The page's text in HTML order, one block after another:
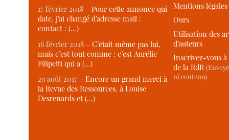
17 février 2018 –Pour cette annonce qui
date, j’ai changé d’adresse mail :
contact : (…)
16 février 2018 –C’était même pas lui,
mais c’est tout comme : c’est Aurélie
Filipetti qui a (…)
29 août 2017 –Encore un grand merci à
la Revue des Ressources, à Louise
Desrenards et (…)
Mentions légales
Ours
Utilisation des
d’auteurs
Inscrivez-vous
de la RdR
ni contenu)